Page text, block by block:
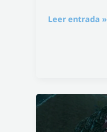
Leer entrada »
Pokémon